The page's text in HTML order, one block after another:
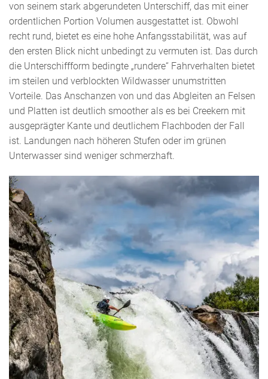
von seinem stark abgerundeten Unterschiff, das mit einer
ordentlichen Portion Volumen ausgestattet ist. Obwohl
recht rund, bietet es eine hohe Anfangsstabilität, was auf
den ersten Blick nicht unbedingt zu vermuten ist. Das durch
die Unterschiffform bedingte „rundere“ Fahrverhalten bietet
im steilen und verblockten Wildwasser unumstritten
Vorteile. Das Anschanzen von und das Abgleiten an Felsen
und Platten ist deutlich smoother als es bei Creekern mit
ausgeprägter Kante und deutlichem Flachboden der Fall
ist. Landungen nach höheren Stufen oder im grünen
Unterwasser sind weniger schmerzhaft.